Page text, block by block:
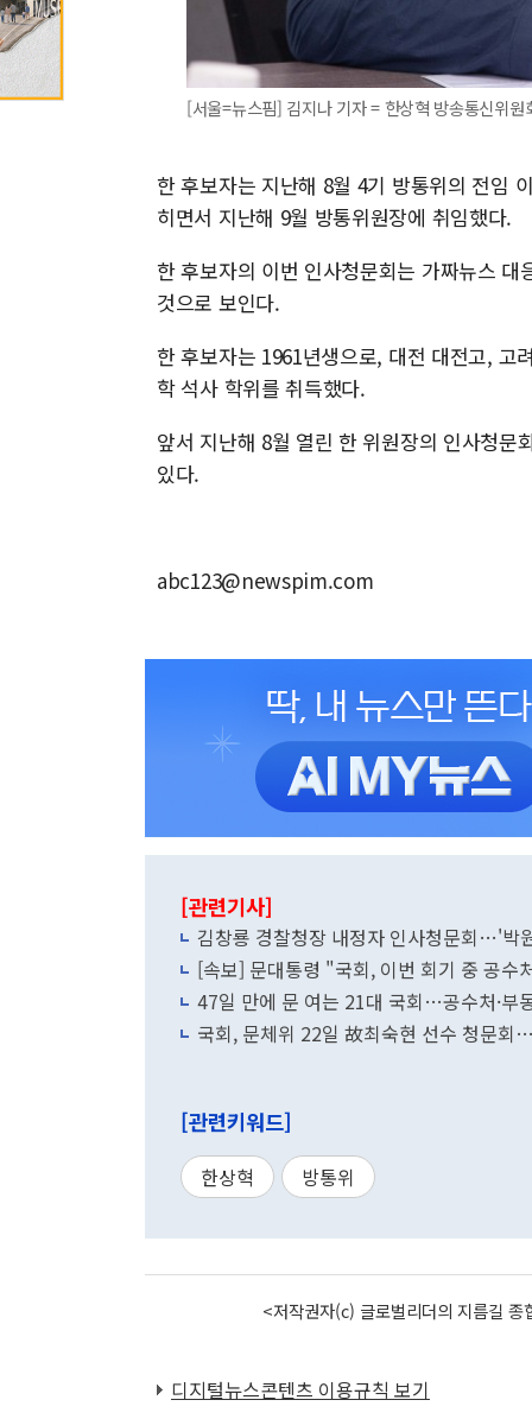
[서울=뉴스핌] 김지나 기자 = 한상혁 방송통신
한 후보자는 지난해 8월 4기 방통위의 전임
히면서 지난해 9월 방통위원장에 취임했다.
한 후보자의 이번 인사청문회는 가짜뉴스
것으로 보인다.
한 후보자는 1961년생으로, 대전 대전고, 고
학 석사 학위를 취득했다.
앞서 지난해 8월 열린 한 위원장의 인사청
있다.
abc123@newspim.com
[관련기사]
김창룡 경찰청장 내정자 인사청문회…'박
[속보] 문대통령 "국회, 이번 회기 중 공수
47일 만에 문 여는 21대 국회…공수처·
국회, 문체위 22일 故최숙현 선수 청문
[관련키워드]
한상혁 방통위
<저작권자(c) 글로벌리더의 지름길
디지털뉴스콘텐츠 이용규칙 보기